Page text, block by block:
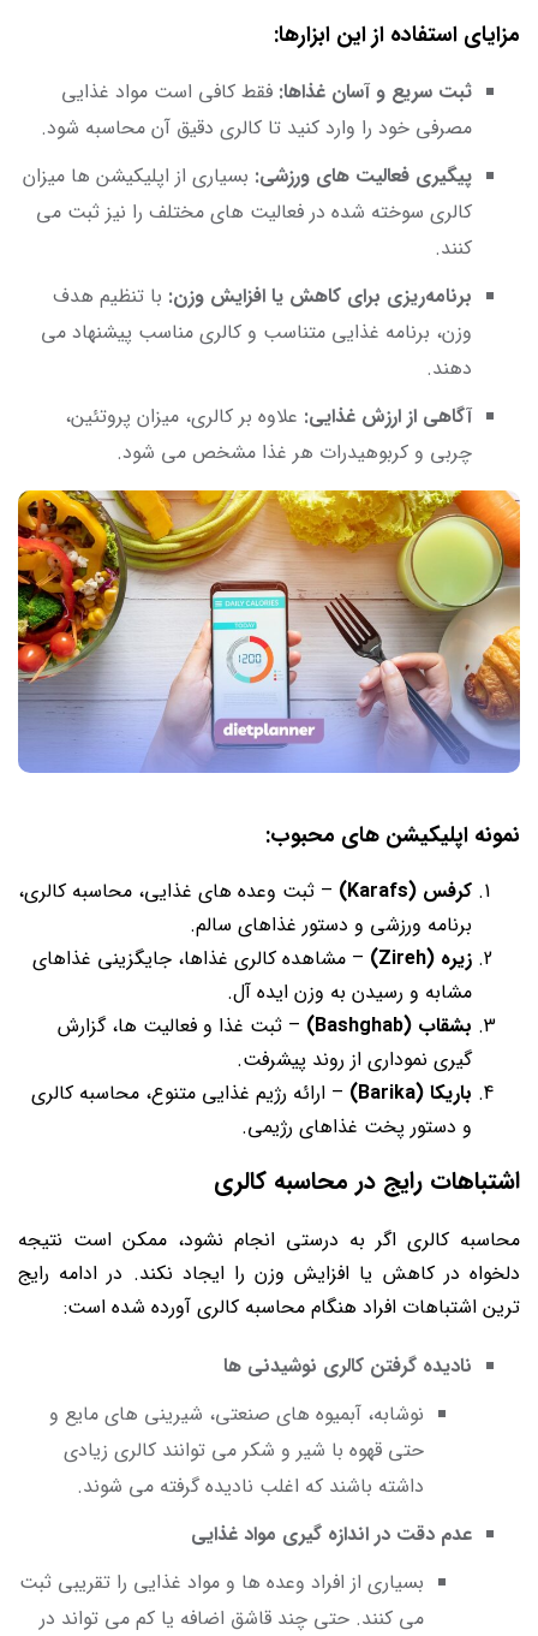
مزایای استفاده از این ابزارها:
ثبت سریع و آسان غذاها: فقط کافی است مواد غذایی
مصرفی خود را وارد کنید تا کالری دقیق آن محاسبه شود.
پیگیری فعالیت های ورزشی: بسیاری از اپلیکیشن ها میزان
کالری سوخته شده در فعالیت های مختلف را نیز ثبت می
کنند.
برنامه‌ریزی برای کاهش یا افزایش وزن: با تنظیم هدف
وزن، برنامه غذایی متناسب و کالری مناسب پیشنهاد می
دهند.
آگاهی از ارزش غذایی: علاوه بر کالری، میزان پروتئین،
چربی و کربوهیدرات هر غذا مشخص می شود.
نمونه اپلیکیشن های محبوب:
کرفس (Karafs)
– ثبت وعده های غذایی، محاسبه کالری،
برنامه ورزشی و دستور غذاهای سالم.
زیره (Zireh)
– مشاهده کالری غذاها، جایگزینی غذاهای
مشابه و رسیدن به وزن ایده آل.
بشقاب (Bashghab)
– ثبت غذا و فعالیت ها، گزارش
گیری نموداری از روند پیشرفت.
باریکا (Barika)
– ارائه رژیم غذایی متنوع، محاسبه کالری
و دستور پخت غذاهای رژیمی.
اشتباهات رایج در محاسبه کالری
محاسبه کالری اگر به درستی انجام نشود، ممکن است نتیجه
دلخواه در کاهش یا افزایش وزن را ایجاد نکند. در ادامه رایج
ترین اشتباهات افراد هنگام محاسبه کالری آورده شده است:
نادیده گرفتن کالری نوشیدنی ها
نوشابه، آبمیوه های صنعتی، شیرینی های مایع و
حتی قهوه با شیر و شکر می توانند کالری زیادی
داشته باشند که اغلب نادیده گرفته می شوند.
عدم دقت در اندازه گیری مواد غذایی
بسیاری از افراد وعده ها و مواد غذایی را تقریبی ثبت
می کنند. حتی چند قاشق اضافه یا کم می تواند در